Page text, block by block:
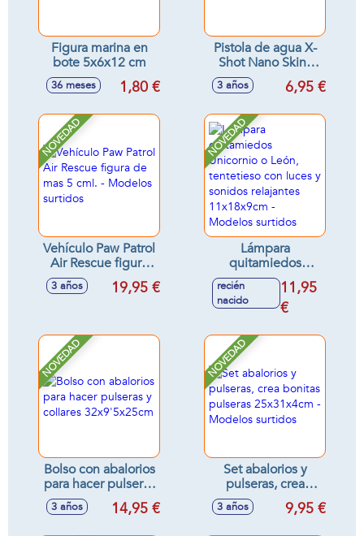
Figura marina en
bote 5x6x12 cm
36 meses 1,80 €
Pistola de agua X-
Shot Nano Skins
Sonic, carga rápida
3 años 6,95 €
NOVEDAD
Vehículo Paw Patrol
Air Rescue figura
de mas 5 cml. -
Modelos surtidos
3 años 19,95 €
NOVEDAD
Lámpara
quitamiedos
Unicornio o León,
tentetieso con
luces y sonidos
11x18x9cm -
Modelos surtidos
recién
nacido
11,95
€
NOVEDAD
Bolso con abalorios
para hacer pulseras
y collares
32x9'5x25cm
3 años 14,95 €
NOVEDAD
Set abalorios y
pulseras, crea
bonitas pulseras
25x31x4cm -
3 años 9,95 €